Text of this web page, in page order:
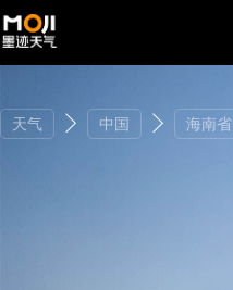
天气 中国 海南省